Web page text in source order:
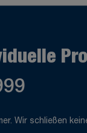
Wir schließen